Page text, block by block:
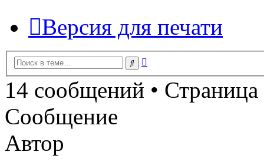
Версия для печати
Поиск
14 сообщений • Страница
Сообщение
Автор